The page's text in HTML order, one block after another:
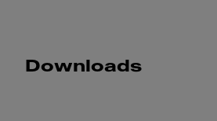
Downloads